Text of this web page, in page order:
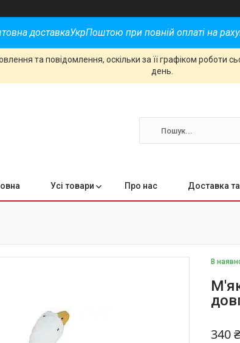
доставкаУкрПоштою при повній оплаті на
та повідомлення, оскільки за її графіком роботи
день.
Усі товари Про нас Доставка
В
340 ₴